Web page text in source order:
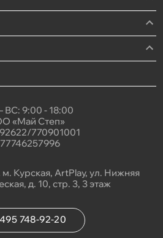
9:00 - 18:00
«Май Степ»
770901001
м. Курская, ArtPlay, ул. Нижняя
д. 10, стр. 3, 3 этаж
748-92-20